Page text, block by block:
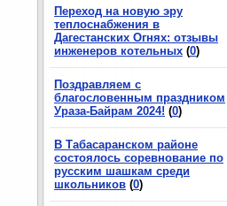
Переход на новую эру
теплоснабжения в
Дагестанских Огнях: отзывы
инженеров котельных (0)
Поздравляем с
благословенным праздником
Ураза-Байрам 2024! (0)
В Табасаранском районе
состоялось соревнование по
русским шашкам среди
школьников (0)